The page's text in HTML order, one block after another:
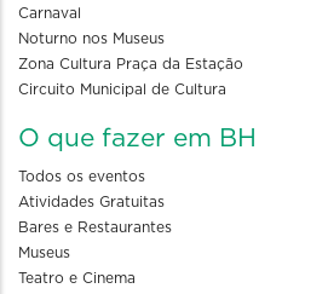
Carnaval
Noturno nos Museus
Zona Cultura Praça da Estação
Circuito Municipal de Cultura
O que fazer em BH
Todos os eventos
Atividades Gratuitas
Bares e Restaurantes
Museus
Teatro e Cinema